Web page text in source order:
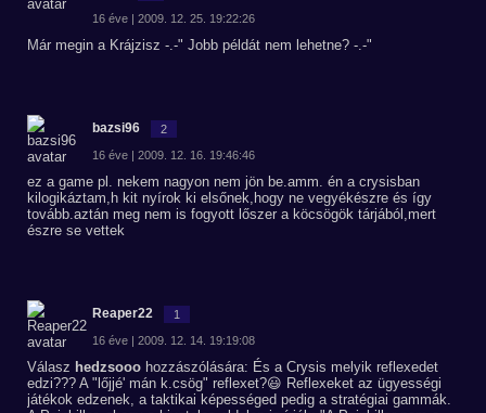
16 éve | 2009. 12. 25. 19:22:26
Már megin a Krájzisz -.-" Jobb példát nem lehetne? -.-"
bazsi96 2
16 éve | 2009. 12. 16. 19:46:46
ez a game pl. nekem nagyon nem jön be.amm. én a crysisban
kilogikáztam,h kit nyírok ki elsőnek,hogy ne vegyékészre és így
tovább.aztán meg nem is fogyott lőszer a köcsögök tárjából,mert
észre se vettek
Reaper22 1
16 éve | 2009. 12. 14. 19:19:08
Válasz hedzsooo hozzászólására: És a Crysis melyik reflexedet
edzi??? A "lőjjé' mán k.csög" reflexet?😃 Reflexeket az ügyességi
játékok edzenek, a taktikai képességed pedig a stratégiai gammák.